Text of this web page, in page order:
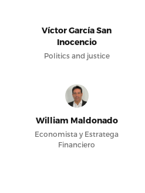
Víctor García San
Inocencio
Politics and justice
William Maldonado
Economista y Estratega
Financiero